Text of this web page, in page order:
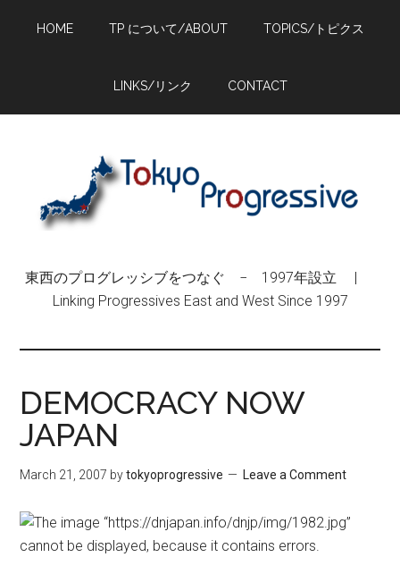
HOME TP について/ABOUT TOPICS/トピクス
LINKS/リンク CONTACT
東西のプログレッシブをつなぐ − 1997年設立 |
Linking Progressives East and West Since 1997
DEMOCRACY NOW
JAPAN
March 21, 2007 bytokyoprogressive Leave a Comment